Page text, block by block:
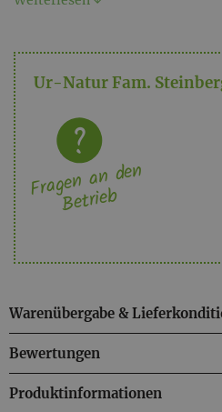
Ur-Natur Fam.
Fragen an den
Betrieb
Warenübergabe &
Bewertungen
Produktinformationen